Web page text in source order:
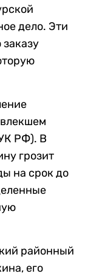
дело. Эти
РФ). В
грозит
на срок до
районный
его